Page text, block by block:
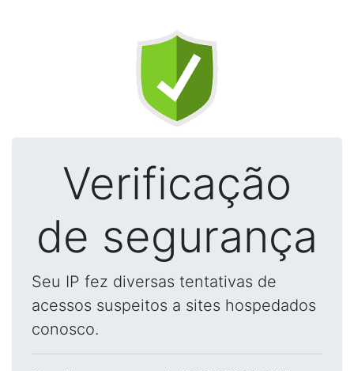
Verificação
de segurança
Seu IP fez diversas tentativas de
acessos suspeitos a sites hospedados
conosco.